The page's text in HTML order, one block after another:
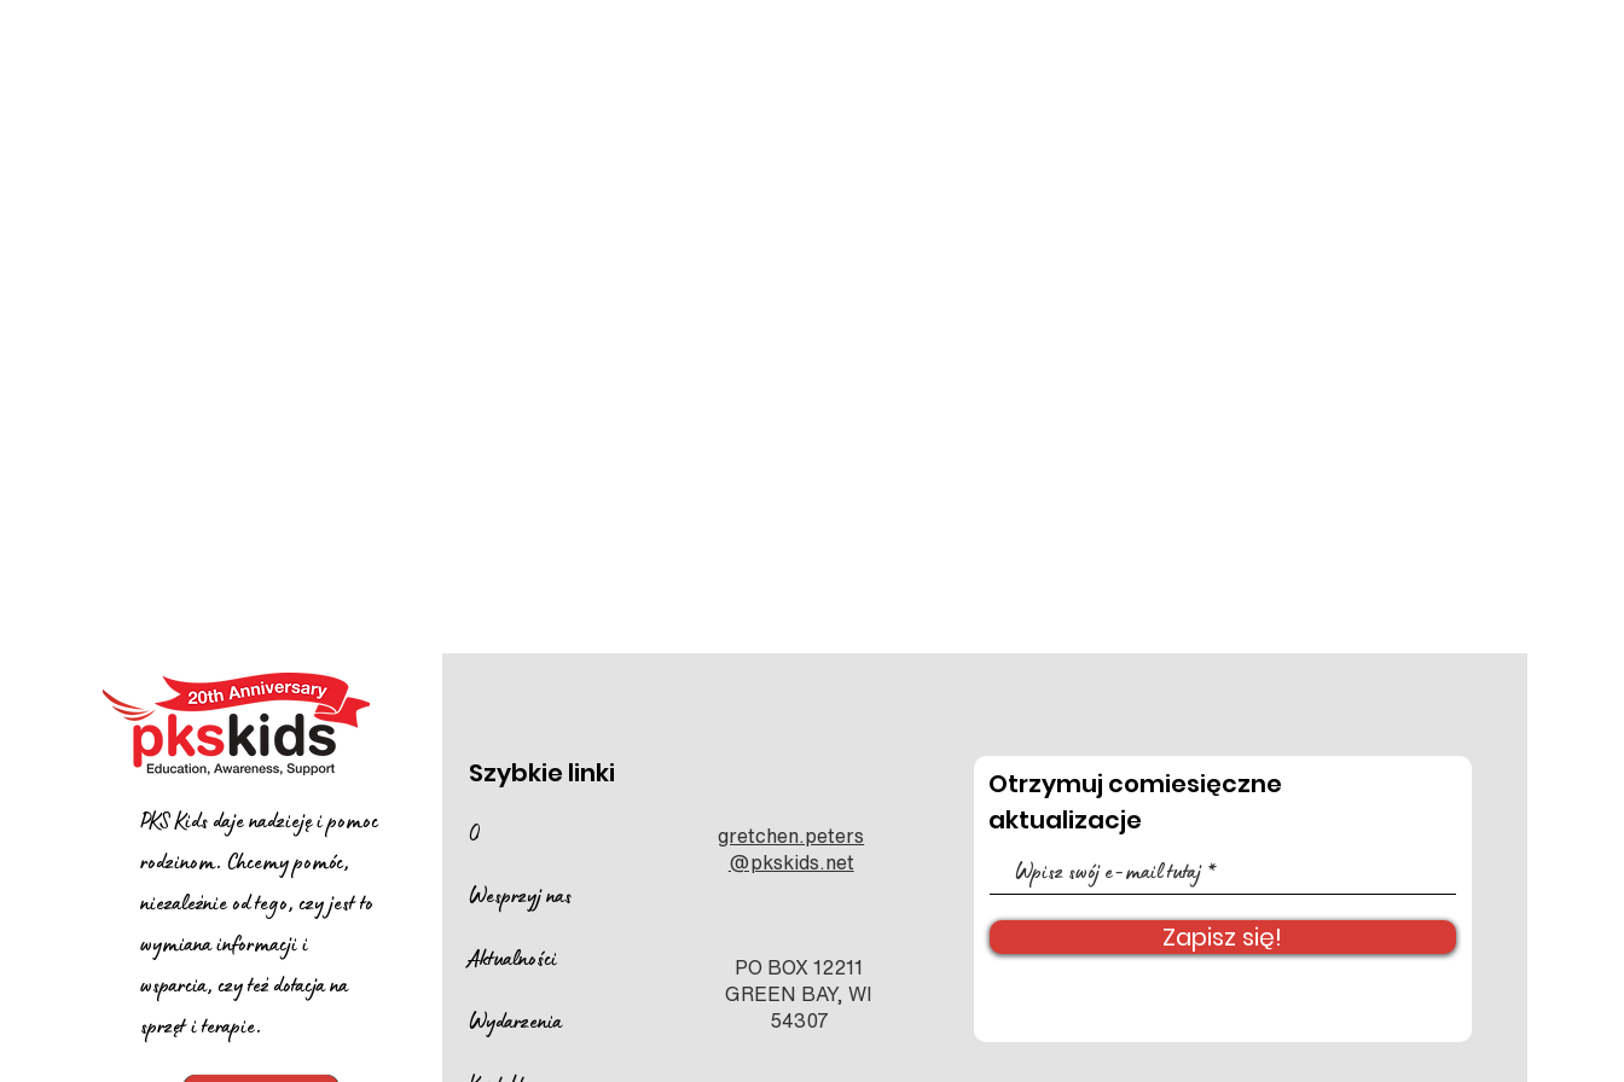
PKS Kids daje nadzieję i pomoc
rodzinom. Chcemy pomóc,
niezależnie od tego, czy jest to
wymiana informacji i
wsparcia, czy też dotacja na
sprzęt i terapie.
Szybkie linki
O
Wesprzyj nas
Aktualności
Wydarzenia
gretchen.peters
@pkskids.net
PO BOX 12211
GREEN BAY, WI
54307
Otrzymuj comiesięczne
aktualizacje
Zapisz się!